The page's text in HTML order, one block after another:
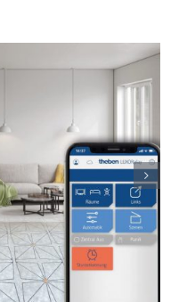
un foyer sûr